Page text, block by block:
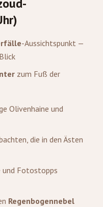
-Aussichtspunkt —
zum Fuß der
Olivenhaine und
die in den Ästen
und Fotostopps
Regenbogennebel